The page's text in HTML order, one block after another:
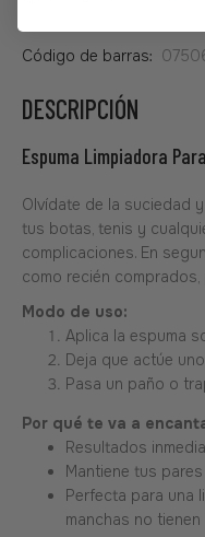
Código de barras:
DESCRIPCIÓN
Espuma Limpiadora
Olvídate de la suciedad
tus botas, tenis y
complicaciones. En
como recién comprados,
Modo de uso:
Aplica la espuma
Deja que actúe
Pasa un paño o
Por qué te va a
Resultados
Mantiene tus
Perfecta para una
manchas no